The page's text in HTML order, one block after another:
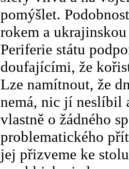
pomýšlet.
rokem a
Periferie státu
doufajícími, že
Lze namítnout, že
nemá, nic jí neslíbil
vlastně o žádného
problematického
jej přizveme ke